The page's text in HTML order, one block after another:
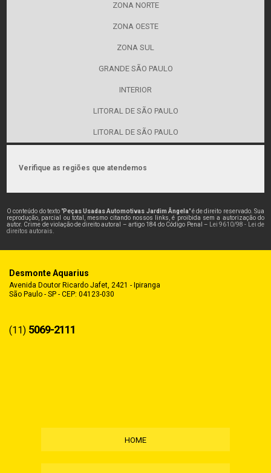
ZONA NORTE
ZONA OESTE
ZONA SUL
GRANDE SÃO PAULO
INTERIOR
LITORAL DE SÃO PAULO
LITORAL DE SÃO PAULO
Verifique as regiões que atendemos
O conteúdo do texto "Peças Usadas Automotivas Jardim Ângela" é de direito reservado. Sua
reprodução, parcial ou total, mesmo citando nossos links, é proibida sem a autorização do
autor. Crime de violação de direito autoral – artigo 184 do Código Penal –
Lei 9610/98 - Lei de
direitos autorais
Desmonte Aquarius
Avenida Doutor Ricardo Jafet, 2421 - Ipiranga
São Paulo - SP - CEP: 04123-030
(11) 5069-2111
HOME